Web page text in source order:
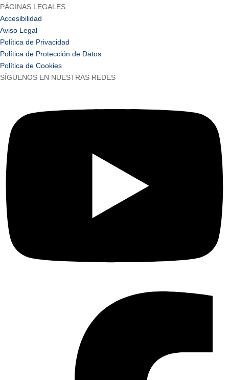
PÁGINAS LEGALES
Accesibilidad
Aviso Legal
Política de Privacidad
Política de Protección de Datos
Política de Cookies
SÍGUENOS EN NUESTRAS REDES